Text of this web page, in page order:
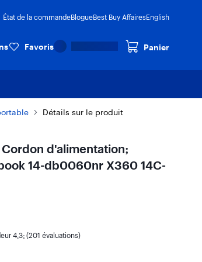
État de la commandeBlogueBest Buy AffairesEnglish
Favoris Panier
Détails sur le produit
d'alimentation;
14-db0060nr X360 14C-
4,3; (201 évaluations)